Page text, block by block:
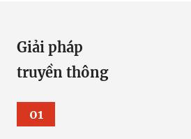
Giải pháp
truyền thông
01
02
03
04